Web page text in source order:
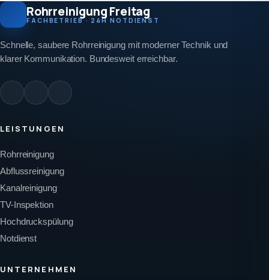
Rohrreinigung Freitag
FACHBETRIEB · 24H NOTDIENST
Schnelle, saubere Rohrreinigung mit moderner Technik und
klarer Kommunikation. Bundesweit erreichbar.
LEISTUNGEN
Rohrreinigung
Abflussreinigung
Kanalreinigung
TV-Inspektion
Hochdruckspülung
Notdienst
UNTERNEHMEN